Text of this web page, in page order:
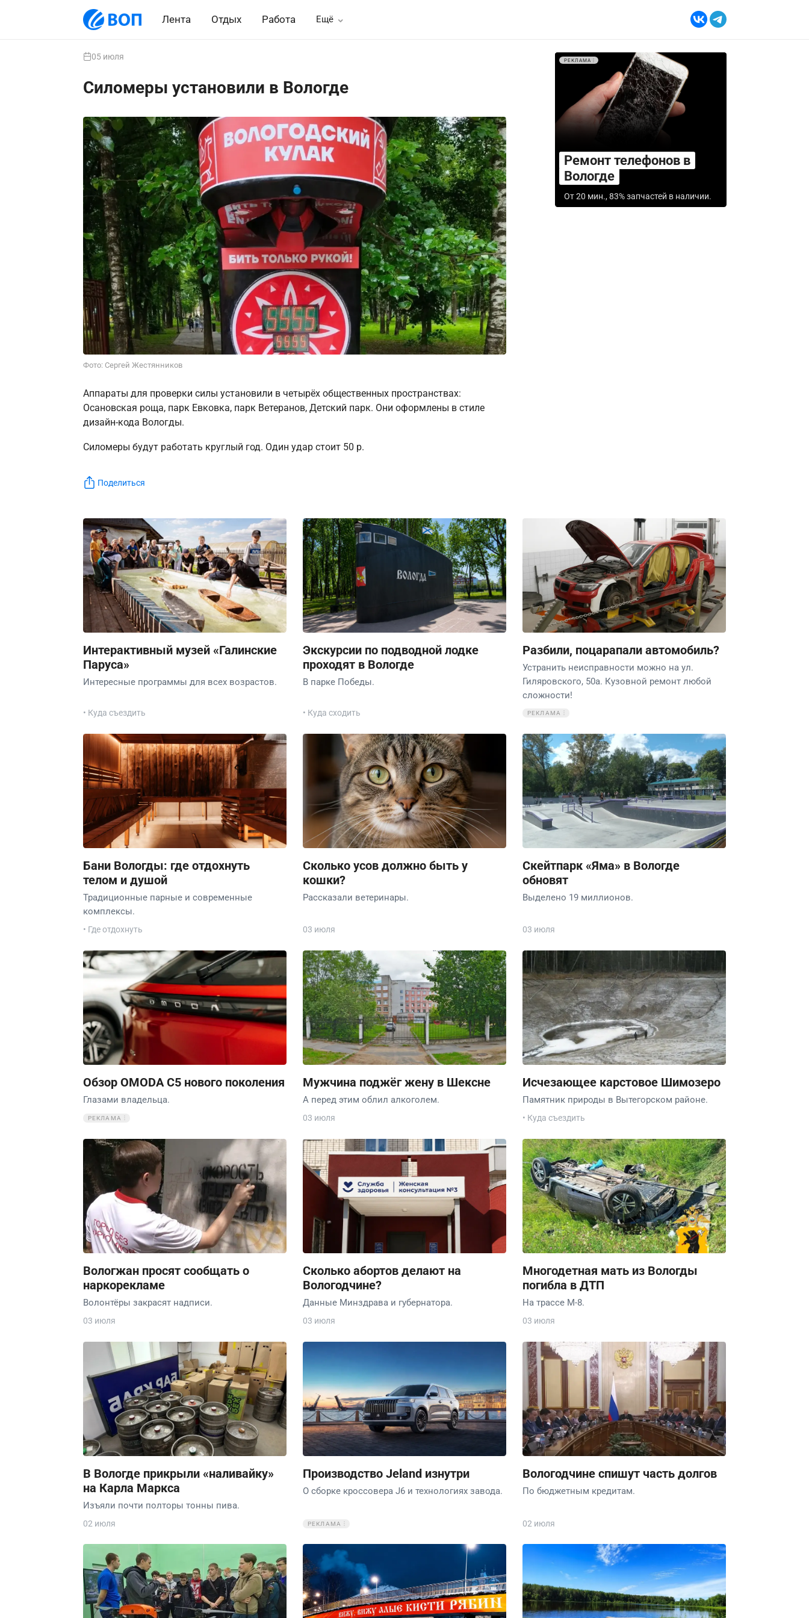
Лента Отдых Работа Ещё
05 июля
Силомеры установили в Вологде
Фото: Сергей Жестянников
Аппараты для проверки силы установили в четырёх общественных пространствах:
Осановская роща, парк Евковка, парк Ветеранов, Детский парк. Они оформлены в стиле
дизайн-кода Вологды.
Силомеры будут работать круглый год. Один удар стоит 50 р.
Поделиться
РЕКЛАМА
Ремонт телефонов в
Вологде
От 20 мин., 83% запчастей в наличии.
Интерактивный музей «Галинские
Паруса»
Интересные программы для всех возрастов.
• Куда съездить
Экскурсии по подводной лодке
проходят в Вологде
В парке Победы.
• Куда сходить
Разбили, поцарапали автомобиль?
Устранить неисправности можно на ул.
Гиляровского, 50а. Кузовной ремонт любой
сложности!
РЕКЛАМА
Бани Вологды: где отдохнуть
телом и душой
Традиционные парные и современные
комплексы.
• Где отдохнуть
Сколько усов должно быть у
кошки?
Рассказали ветеринары.
03 июля
Скейтпарк «Яма» в Вологде
обновят
Выделено 19 миллионов.
03 июля
Обзор OMODA C5 нового поколения
Глазами владельца.
РЕКЛАМА
Мужчина поджёг жену в Шексне
А перед этим облил алкоголем.
03 июля
Исчезающее карстовое Шимозеро
Памятник природы в Вытегорском районе.
• Куда съездить
Вологжан просят сообщать о
наркорекламе
Волонтёры закрасят надписи.
03 июля
Сколько абортов делают на
Вологодчине?
Данные Минздрава и губернатора.
03 июля
Многодетная мать из Вологды
погибла в ДТП
На трассе М-8.
03 июля
В Вологде прикрыли «наливайку»
на Карла Маркса
Изъяли почти полторы тонны пива.
02 июля
Производство Jeland изнутри
О сборке кроссовера J6 и технологиях завода.
РЕКЛАМА
Вологодчине спишут часть долгов
По бюджетным кредитам.
02 июля